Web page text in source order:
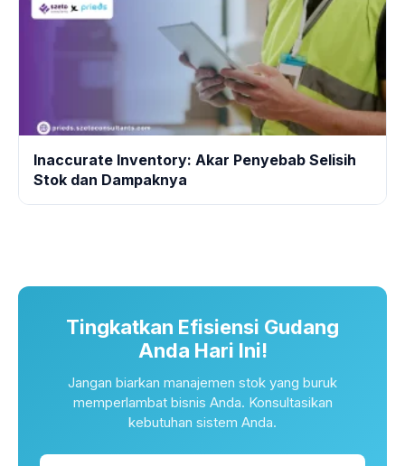
Inaccurate Inventory: Akar Penyebab Selisih
Stok dan Dampaknya
Tingkatkan Efisiensi Gudang
Anda Hari Ini!
Jangan biarkan manajemen stok yang buruk
memperlambat bisnis Anda. Konsultasikan
kebutuhan sistem Anda.